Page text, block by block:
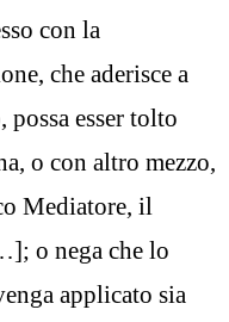
con la
che aderisce a
esser tolto
o con altro mezzo,
Mediatore, il
o nega che lo
applicato sia